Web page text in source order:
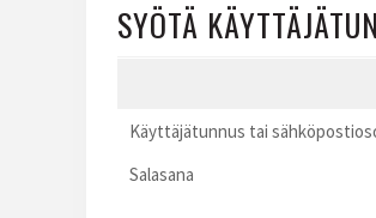
SYÖTÄ
Käyttäjätunnus tai
Salasana